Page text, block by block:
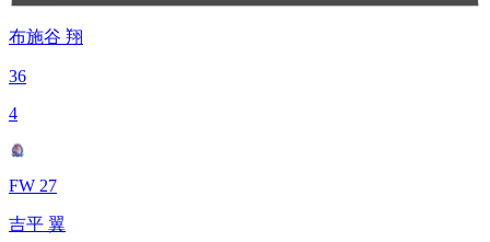
布施谷 翔
36
4
FW 27
吉平 翼